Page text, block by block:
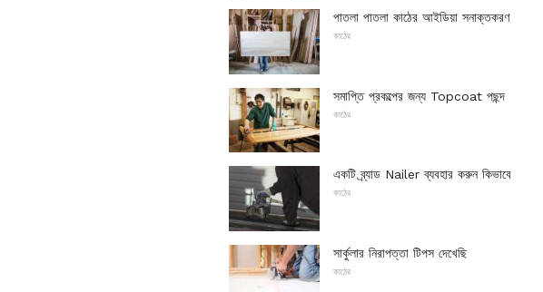
পাতলা পাতলা কাঠের আইডিয়া সনাক্তকরণ
কাঠের
সমাপ্তি প্রকল্পের জন্য Topcoat পছন্দ
কাঠের
একটি ব্র্যাড Nailer ব্যবহার করুন কিভাবে
কাঠের
সার্কুলার নিরাপত্তা টিপস দেখেছি
কাঠের